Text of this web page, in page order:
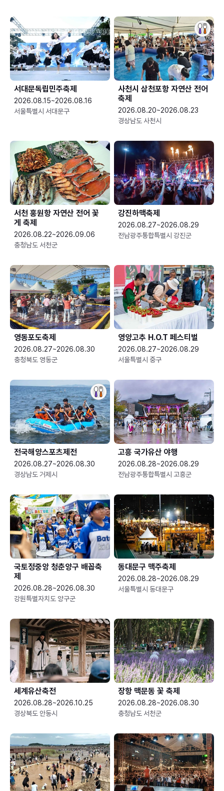
서대문독립민주축제
2026.08.15~2026.08.16
서울특별시 서대문구
사천시 삼천포항 자연산 전어
축제
2026.08.20~2026.08.23
경상남도 사천시
서천 홍원항 자연산 전어 꽃
게 축제
2026.08.22~2026.09.06
충청남도 서천군
강진하맥축제
2026.08.27~2026.08.29
전남광주통합특별시 강진군
영동포도축제
2026.08.27~2026.08.30
충청북도 영동군
영양고추 H.O.T 페스티벌
2026.08.27~2026.08.29
서울특별시 중구
전국해양스포츠제전
2026.08.27~2026.08.30
경상남도 거제시
고흥 국가유산 야행
2026.08.28~2026.08.29
전남광주통합특별시 고흥군
국토정중앙 청춘양구 배꼽축
제
2026.08.28~2026.08.30
강원특별자치도 양구군
동대문구 맥주축제
2026.08.28~2026.08.29
서울특별시 동대문구
세계유산축전
2026.08.28~2026.10.25
경상북도 안동시
장항 맥문동 꽃 축제
2026.08.28~2026.08.30
충청남도 서천군